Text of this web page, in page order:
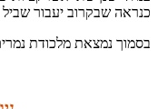
כנראה שבקרוב יעבור שביל
בסמוך נמצאת מלכודת